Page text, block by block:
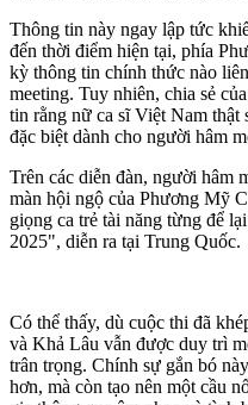
Thông tin này ngay lập tức
đến thời điểm hiện tại, phía
kỳ thông tin chính thức nào
meeting. Tuy nhiên, chia sẻ
tin rằng nữ ca sĩ Việt Nam thật
đặc biệt dành cho người hâm
Trên các diễn đàn, người hâm
màn hội ngộ của Phương Mỹ
giọng ca trẻ tài năng từng để
2025", diễn ra tại Trung Quốc.
Có thể thấy, dù cuộc thi đã
và Khả Lâu vẫn được duy trì
trân trọng. Chính sự gắn bó
hơn, mà còn tạo nên một cầu